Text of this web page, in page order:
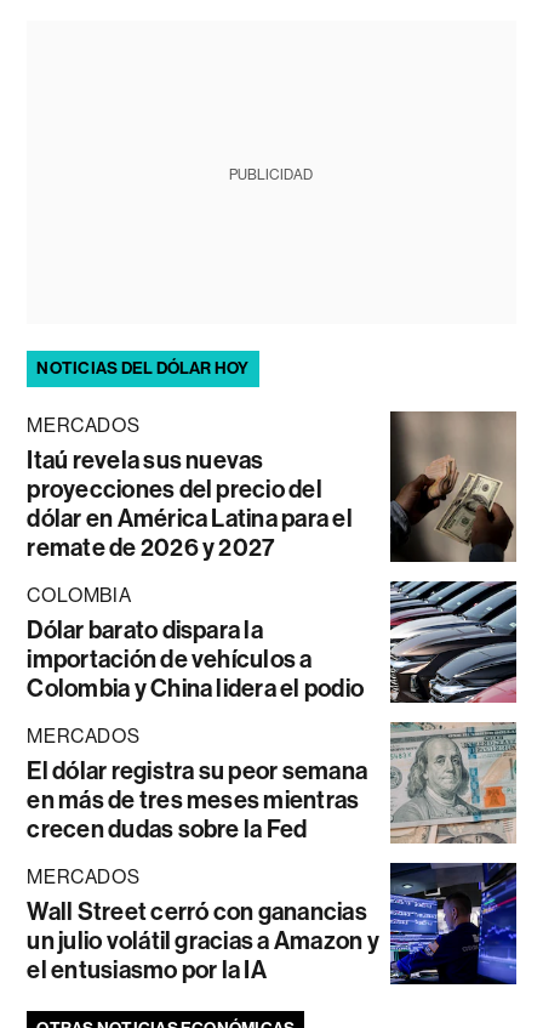
PUBLICIDAD
NOTICIAS DEL DÓLAR HOY
MERCADOS
Itaú revela sus nuevas
proyecciones del precio del
dólar en América Latina para el
remate de 2026 y 2027
COLOMBIA
Dólar barato dispara la
importación de vehículos a
Colombia y China lidera el podio
MERCADOS
El dólar registra su peor semana
en más de tres meses mientras
crecen dudas sobre la Fed
MERCADOS
Wall Street cerró con ganancias
un julio volátil gracias a Amazon y
el entusiasmo por la IA